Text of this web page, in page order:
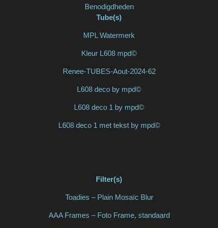
Benodigdheden
Tube(s)
MPL Watermerk
Kleur L608 mpd©
Renee-TUBES-Aout-2024-62
L608 deco by mpd©
L608 deco 1 by mpd©
L608 deco 1 met tekst by mpd©
Filter(s)
Toadies – Plain Mosaïc Blur
AAA Frames – Foto Frame, standaard